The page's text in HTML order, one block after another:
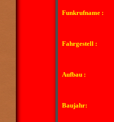
Funkrufname :
Fahrgestell :
Aufbau :
Baujahr: